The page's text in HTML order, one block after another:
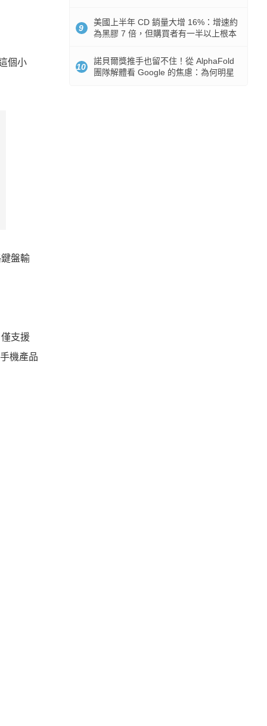
個小
盤輸
支援
機產品
9
美國上半年 CD 銷量大增 16%：增速約
為黑膠 7 倍，但購買者有一半以上根本
10
諾貝爾獎推手也留不住！從 AlphaFold
團隊解體看 Google 的焦慮：為何明星